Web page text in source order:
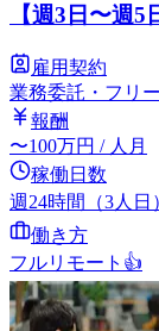
【週3日〜週
雇用契約
業務委託・フリ
報酬
〜100万円 / 人月
稼働日数
週24時間（3人日
働き方
フルリモート 👍